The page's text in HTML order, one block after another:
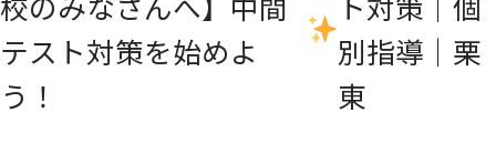
テスト対策を始めよ
う！
別指導｜栗
東